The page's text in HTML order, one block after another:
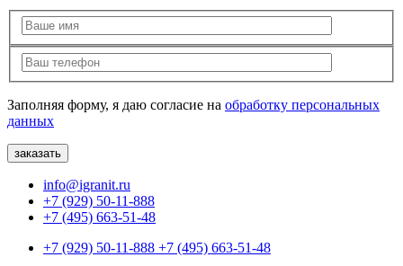
Заполняя форму, я даю согласие на обработку персональных
данных
info@igranit.ru
+7 (929) 50-11-888
+7 (495) 663-51-48
+7 (929) 50-11-888 +7 (495) 663-51-48